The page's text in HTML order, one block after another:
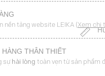
nền tảng website LEIKA (Xem chi
THÂN THIẾT
sự hài lòng toàn vẹn từ sản phẩm